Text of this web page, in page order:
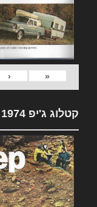
«
‹
קטלוג ג'יפ 1974